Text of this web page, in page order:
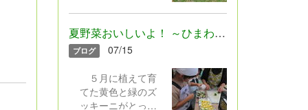
動画を見たり、低
学年は絵本を読ん
だりして、過去や
現在の戦争のこ
と、未来に向けて
自分たちができる
させてほしいこ
と、考えて行動す
る夏休みにしてほ
しいことなどを話
戻って、宿題の話
などを聴いた後
びです。楽しく遊
ぶためにはどんな
道具が必要かを考
えて準備しまし
ケチャップの容
器、ペットボト
夏野菜おいしいよ！ ～ひまわり学級～
ブログ 07/15
５月に植えて育
てた黄色と緑のズ
ッキーニがとって